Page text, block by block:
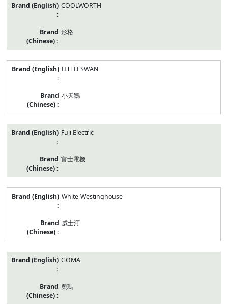
COOLWORTH
形格
LITTLESWAN
小天鵝
Fuji Electric
富士電機
White-Westinghouse
威士汀
GOMA
奧瑪